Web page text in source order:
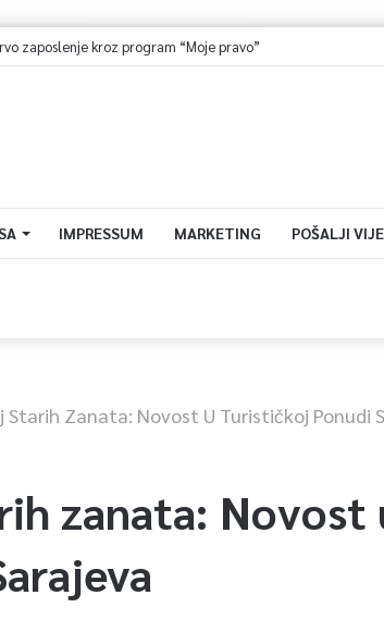
zaposlenje kroz program “Moje pravo”
IMPRESSUM MARKETING POŠALJI
Zanata: Novost U Turističkoj Ponudi
zanata: Novost